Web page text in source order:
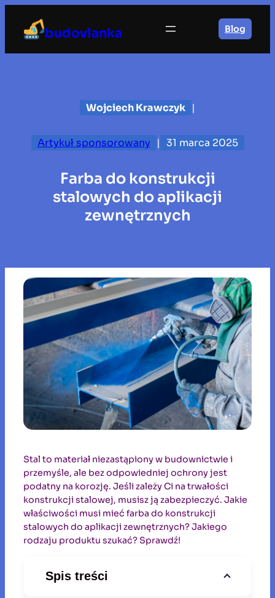
treści
budovlanka Blog
Wojciech Krawczyk |
Artykuł sponsorowany | 31 marca 2025
Farba do konstrukcji
stalowych do aplikacji
zewnętrznych
Stal to materiał niezastąpiony w budownictwie i
przemyśle, ale bez odpowiedniej ochrony jest
podatny na korozję. Jeśli zależy Ci na trwałości
konstrukcji stalowej, musisz ją zabezpieczyć. Jakie
właściwości musi mieć farba do konstrukcji
stalowych do aplikacji zewnętrznych? Jakiego
rodzaju produktu szukać? Sprawdź!
Spis treści